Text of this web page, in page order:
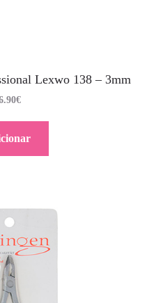
Lexwo 138 – 3mm
€